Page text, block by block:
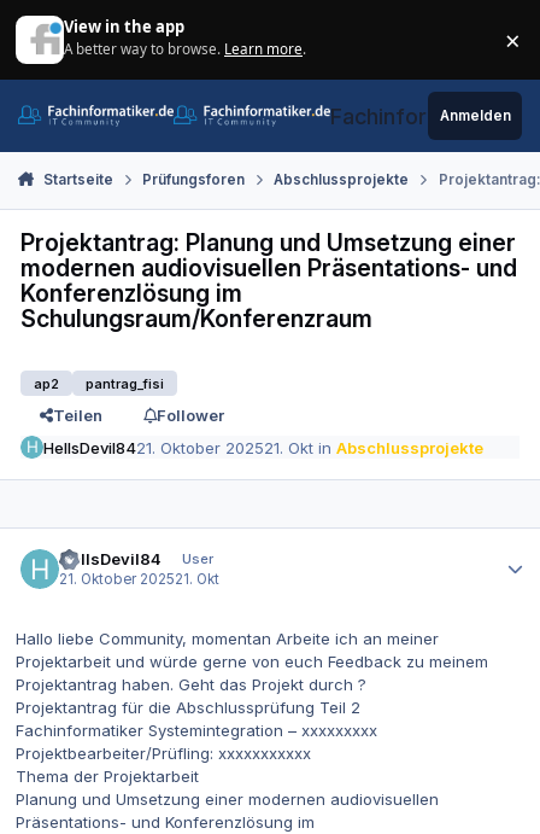
View in the app
A better way to browse. Learn more. ×
Fachinformatiker.de
Anmelden
Startseite Prüfungsforen Abschlussprojekte
Projektantrag: Planung und Umsetzung einer
modernen audiovisuellen Präsentations- und
Konferenzlösung im
Schulungsraum/Konferenzraum
ap2 pantrag_fisi
Teilen
Follower
HellsDevil8421. Oktober 202521. Okt inAbschlussprojekte
HellsDevil84
User
21. Oktober 202521. Okt
Hallo liebe Community, momentan Arbeite ich an meiner
Projektarbeit und würde gerne von euch Feedback zu meinem
Projektantrag haben. Geht das Projekt durch ?
Projektantrag für die Abschlussprüfung Teil 2
Fachinformatiker Systemintegration – xxxxxxxxx
Projektbearbeiter/Prüfling: xxxxxxxxxxx
Thema der Projektarbeit
Planung und Umsetzung einer modernen audiovisuellen
Präsentations- und Konferenzlösung im